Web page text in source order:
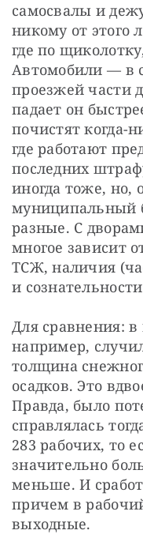
самосвалы и
никому от этого
где по
Автомобили — в
проезжей части
падает он
почистят когда-
где работают
последних
иногда тоже, но,
муниципальный
разные. С
многое зависит
ТСЖ, наличия
и
Для сравнения: в
например,
толщина
осадков. Это
Правда, было
справлялась
283 рабочих, то
значительно
меньше. И
причем в
выходные.